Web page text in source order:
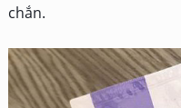
chắn.